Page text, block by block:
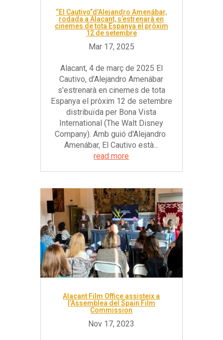
“El Cautivo”d’Alejandro Amenábar,
rodada a Alacant, s’estrenarà en
cinemes de tota Espanya el pròxim
12 de setembre
Alacant, 4 de març de 2025 El
Cautivo, d'Alejandro Amenábar
s'estrenarà en cinemes de tota
Espanya el pròxim 12 de setembre
distribuïda per Bona Vista
International (The Walt Disney
Company). Amb guió d'Alejandro
Amenábar, El Cautivo està...
read more
Alacant Film Office assisteix a
l’Assemblea del Spain Film
Commission